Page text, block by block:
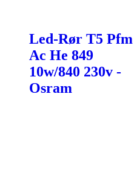
Led-Rør T5 Pfm
Ac He 849
10w/840 230v -
Osram